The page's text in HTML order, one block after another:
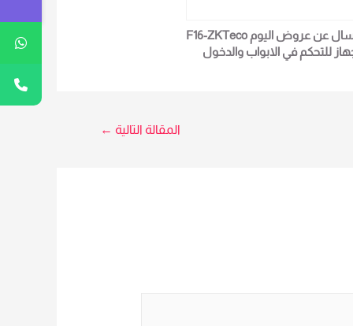
أسال عن عروض اليوم F16-ZKTeco
للتحكم في الابواب والدخول
المقالة التالية ←